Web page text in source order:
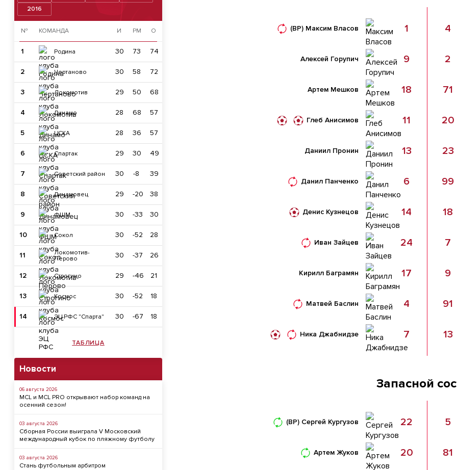
2016
№ КОМАНДА И РМ О
1 Родина 30 73 74
2 Чертаново 30 58 72
3 Локомотив 29 50 68
4 Динамо 28 68 57
5 ЦСКА 28 36 57
6 Спартак 29 30 49
7 Советский район 30 -8 39
8 Динамовец 29 -20 38
9 ФШМ 30 -33 30
10 Сокол 30 -52 28
11
Локомотив-
Перово
30 -37 26
12 Строгино 29 -46 21
13 Космос 30 -52 18
14 ЭЦ РФС "Спарта" 30 -67 18
ТАБЛИЦА
Новости
06 августа 2026
MCL и MCL PRO открывают набор команд на
осенний сезон!
03 августа 2026
Сборная России выиграла V Московский
международный кубок по пляжному футболу
03 августа 2026
Стань футбольным арбитром
Максим Власов
(ВР) 1
Алексей Горупич 9
Артем Мешков 18
Глеб Анисимов 11
Даниил Пронин 13
Данил Панченко 6
Денис Кузнецов 14
Иван Зайцев 24
Кирилл Баграмян 17
Матвей Баслин 4
Ника Джабнидзе 7
4
2
71
20
23
99
18
7
9
91
13
Запасной
Сергей Кургузов
(ВР) 22
Артем Жуков 20
5
81